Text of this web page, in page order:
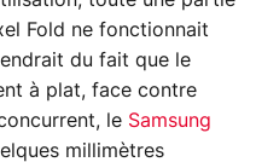
Fold ne fonctionnait
du fait que le
à plat, face contre
le Samsung
millimètres